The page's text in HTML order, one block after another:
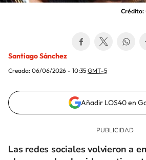
Crédito:
Santiago Sánchez
Creada: 06/06/2026 - 10:35 GMT-5
Añadir LOS40 en
Las redes sociales volvieron a